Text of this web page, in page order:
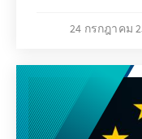
misuse of
democracy. This
political
principles and
protection
24 กรกฎาคม